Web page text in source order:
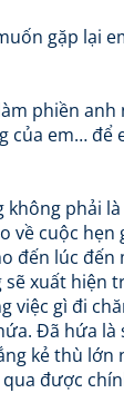
gặp lại
phiền
của em… để
không phải
về cuộc hẹn
đến lúc
sẽ xuất hiện
việc gì đi
Đã hứa là
kẻ thù lớn
được